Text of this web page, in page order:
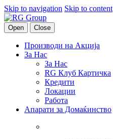
Skip to navigation Skip to content
Open Close
Производи на Акција
За Нас
За Нас
RG Клуб Картичка
Кредити
Локации
Работа
Апарати за Домаќинство